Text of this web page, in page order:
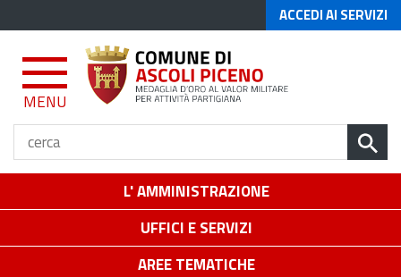
ACCEDI AI SERVIZI
MENU
L' AMMINISTRAZIONE
UFFICI E SERVIZI
AREE TEMATICHE